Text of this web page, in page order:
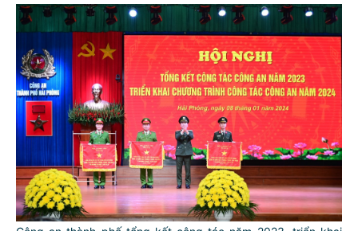
TƯ CÁCH
NGƯỜI CÔNG AN CÁCH MỆNH LÀ:
Đối với tự mình, phải
CẦN, KIỆM, LIÊM, CHÍNH
Đối với đồng sự, phải
THÂN ÁI GIÚP ĐỠ
Đối với chính phủ, phải